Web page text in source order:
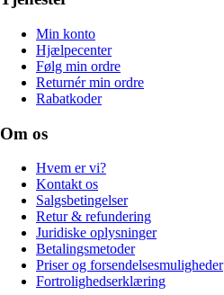
Min konto
Hjælpecenter
Følg min ordre
Returnér min ordre
Rabatkoder
Om os
Hvem er vi?
Kontakt os
Salgsbetingelser
Retur & refundering
Juridiske oplysninger
Betalingsmetoder
Priser og forsendelsesmuligheder
Fortrolighedserklæring